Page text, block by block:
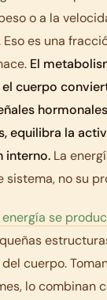
o a la
es una
El
cuerpo
equilibra la
interno. La
sistema, no su
energía se
cuerpo.
lo combinan